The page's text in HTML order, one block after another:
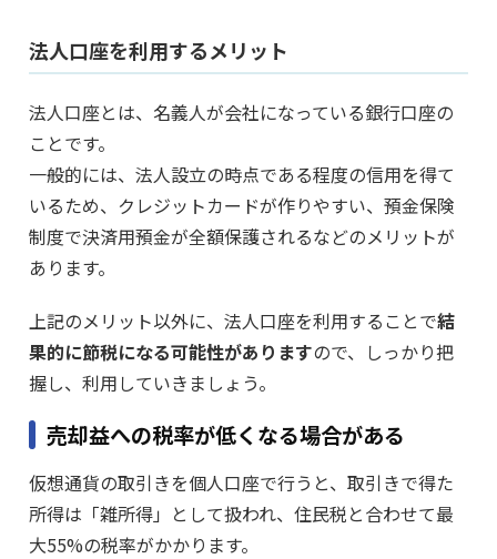
法人口座を利用するメリット
法人口座とは、名義人が会社になっている銀行口座の
ことです。
一般的には、法人設立の時点である程度の信用を得て
いるため、クレジットカードが作りやすい、預金保険
制度で決済用預金が全額保護されるなどのメリットが
あります。
上記のメリット以外に、法人口座を利用することで結
果的に節税になる可能性がありますので、しっかり把
握し、利用していきましょう。
売却益への税率が低くなる場合がある
仮想通貨の取引きを個人口座で行うと、取引きで得た
所得は「雑所得」として扱われ、住民税と合わせて最
大55%の税率がかかります。